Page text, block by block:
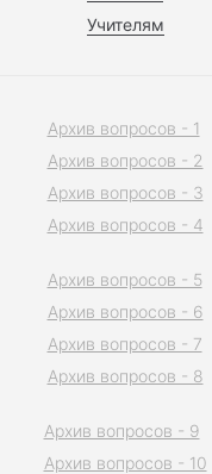
Учителям
Архив вопросов - 1
Архив вопросов - 2
Архив вопросов - 3
Архив вопросов - 4
Архив вопросов - 5
Архив вопросов - 6
Архив вопросов - 7
Архив вопросов - 8
Архив вопросов - 9
Архив вопросов - 10